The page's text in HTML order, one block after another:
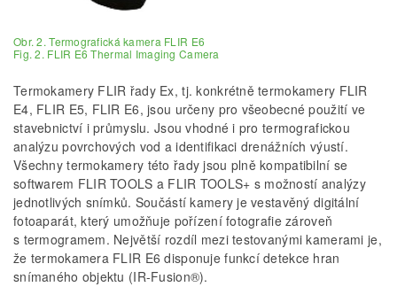
Obr. 2. Termografická kamera FLIR E6
Fig. 2. FLIR E6 Thermal Imaging Camera
Termokamery FLIR řady Ex, tj. konkrétně termokamery FLIR
E4, FLIR E5, FLIR E6, jsou určeny pro všeobecné použití ve
stavebnictví i průmyslu. Jsou vhodné i pro termografickou
analýzu povrchových vod a identifikaci drenážních výustí.
Všechny termokamery této řady jsou plně kompatibilní se
softwarem FLIR TOOLS a FLIR TOOLS+ s možností analýzy
jednotlivých snímků. Součástí kamery je vestavěný digitální
fotoaparát, který umožňuje pořízení fotografie zároveň
s termogramem. Největší rozdíl mezi testovanými kamerami je,
že termokamera FLIR E6 disponuje funkcí detekce hran
snímaného objektu (IR-Fusion®).